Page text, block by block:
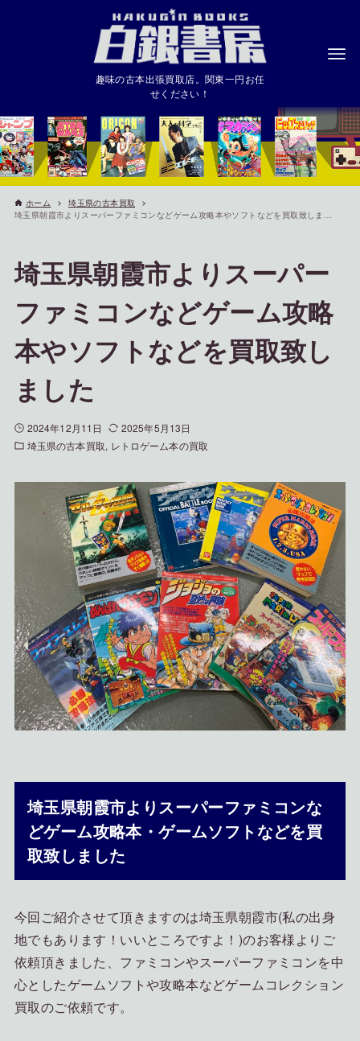
趣味の古本出張買取店。関東一円お任
せください！
ホーム
埼玉県の古本買取
埼玉県朝霞市よりスーパーファミコンなどゲーム攻略本やソフトなどを買取致しました
埼玉県朝霞市よりスーパー
ファミコンなどゲーム攻略
本やソフトなどを買取致し
ました
2024年12月11日
2025年5月13日
埼玉県の古本買取 レトロゲーム本の買取
埼玉県朝霞市よりスーパーファミコンな
どゲーム攻略本・ゲームソフトなどを買
取致しました
今回ご紹介させて頂きますのは埼玉県朝霞市(私の出身
地でもあります！いいところですよ！)のお客様よりご
依頼頂きました、ファミコンやスーパーファミコンを中
心としたゲームソフトや攻略本などゲームコレクション
買取のご依頼です。